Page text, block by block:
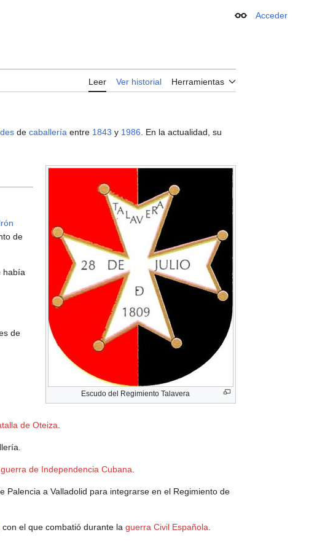
Apariencia
Acceder
Leer Ver historial Herramientas
de caballería entre 1843 y 1986 . En la actualidad, su
Escudo del Regimiento Talavera
de
había
de
de Oteiza.
guerra de Independencia Cubana.
Palencia a Valladolid para integrarse en el Regimiento de
con el que combatió durante la guerra Civil Española.